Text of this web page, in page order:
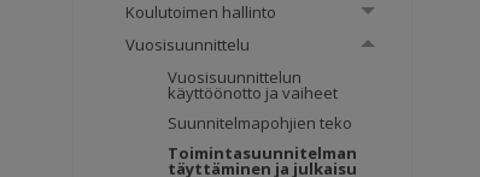
Koulutoimen hallinto
Vuosisuunnittelu
Vuosisuunnittelun
käyttöönotto ja vaiheet
Suunnitelmapohjien teko
Toimintasuunnitelman
täyttäminen ja julkaisu